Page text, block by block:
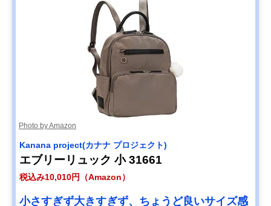
Photo by Amazon
Kanana project(カナナ プロジェクト)
エブリーリュック 小 31661
税込み10,010円（Amazon）
小さすぎず大きすぎず、ちょうど良いサイズ感